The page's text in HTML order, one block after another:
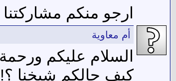
ارجو منكم
أم معاوية
السلام عليكم ورحمة
كيف حالكم شيخنا ؟!